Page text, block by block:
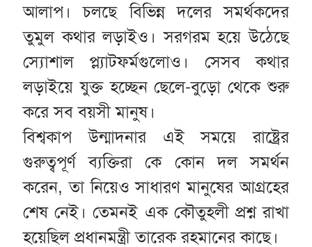
আলাপ। চলছে বিভিন্ন দলের সমর্থকদের
তুমুল কথার লড়াইও। সরগরম হয়ে উঠেছে
স্যোশাল প্ল্যাটফর্মগুলোও। সেসব কথার
লড়াইয়ে যুক্ত হচ্ছেন ছেলে-বুড়ো থেকে শুরু
করে সব বয়সী মানুষ।
বিশ্বকাপ উন্মাদনার এই সময়ে রাষ্ট্রের
গুরুত্বপূর্ণ ব্যক্তিরা কে কোন দল সমর্থন
করেন, তা নিয়েও সাধারণ মানুষের আগ্রহের
শেষ নেই। তেমনই এক কৌতুহলী প্রশ্ন রাখা
হয়েছিল প্রধানমন্ত্রী তারেক রহমানের কাছে।